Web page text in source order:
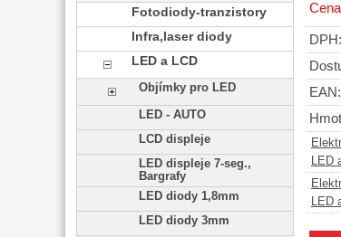
DPH:
EAN:
LED
LED
Fotodiody-tranzistory
Infra,laser diody
LED a LCD
Objímky pro LED
LED - AUTO
LCD displeje
LED displeje 7-seg.,
Bargrafy
LED diody 1,8mm
LED diody 3mm